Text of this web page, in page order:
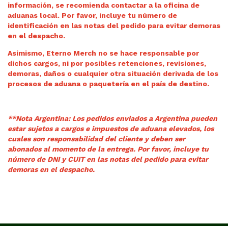
información, se recomienda contactar a la oficina de
aduanas local. Por favor, incluye tu número de
identificación en las notas del pedido para evitar demoras
en el despacho.
Asimismo, Eterno Merch no se hace responsable por
dichos cargos, ni por posibles retenciones, revisiones,
demoras, daños o cualquier otra situación derivada de los
procesos de aduana o paquetería en el país de destino.
**Nota Argentina: Los pedidos enviados a Argentina pueden
estar sujetos a cargos e impuestos de aduana elevados, los
cuales son responsabilidad del cliente y deben ser
abonados al momento de la entrega. Por favor, incluye tu
número de DNI y CUIT en las notas del pedido para evitar
demoras en el despacho.